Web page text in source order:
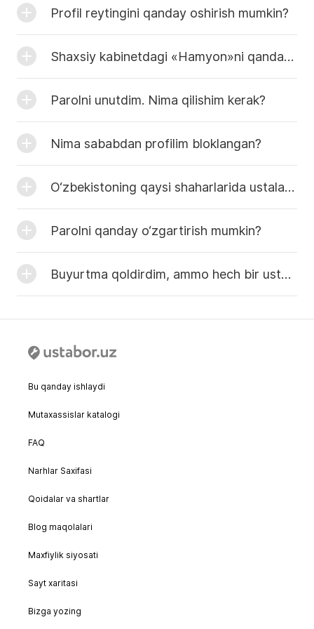
Profil reytingini qanday oshirish mumkin?
Shaxsiy kabinetdagi «Hamyon»ni qanday to‘ldirish mumkin?
Parolni unutdim. Nima qilishim kerak?
Nima sababdan profilim bloklangan?
O‘zbekistoning qaysi shaharlarida ustalarni topish mumkin?
Parolni qanday o‘zgartirish mumkin?
Buyurtma qoldirdim, ammo hech bir usta javob bermadi. Nima qilishim kerak?
Bu qanday ishlaydi
Mutaxassislar katalogi
FAQ
Narhlar Saxifasi
Qoidalar va shartlar
Blog maqolalari
Maxfiylik siyosati
Sayt xaritasi
Bizga yozing